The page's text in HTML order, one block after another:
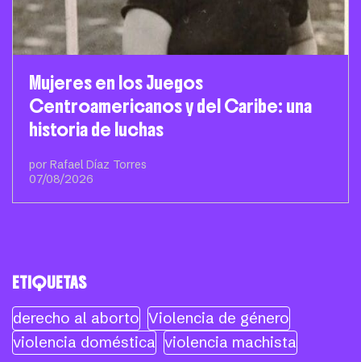
Mujeres en los Juegos
Centroamericanos y del Caribe: una
historia de luchas
por Rafael Díaz Torres
07/08/2026
ETIQUETAS
derecho al aborto Violencia de género
violencia doméstica violencia machista